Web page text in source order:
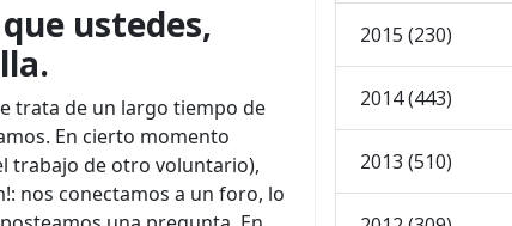
ustedes,
trata de un largo tiempo de
En cierto momento
trabajo de otro voluntario),
nos conectamos a un foro, lo
2015 (230)
2014 (443)
2013 (510)